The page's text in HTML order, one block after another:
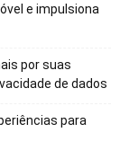
e impulsiona
por suas
de dados
para